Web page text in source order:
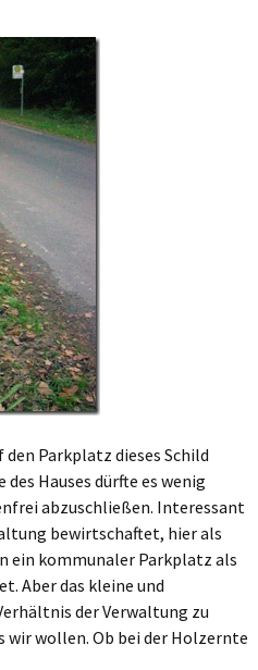
Parkplatz dieses Schild
Hauses dürfte es wenig
abzuschließen. Interessant
bewirtschaftet, hier als
ein kommunaler Parkplatz als
Aber das kleine und
der Verwaltung zu
wir wollen. Ob bei der Holzernte